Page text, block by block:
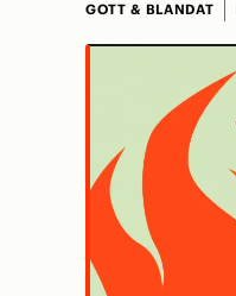
GOTT & BLANDAT